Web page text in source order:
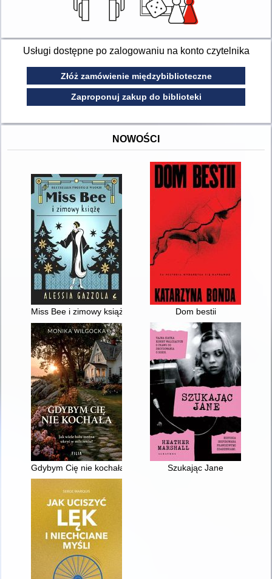
Usługi dostępne po zalogowaniu na konto czytelnika
Złóż zamówienie międzybiblioteczne
Zaproponuj zakup do biblioteki
NOWOŚCI
Miss Bee i zimowy książę Dom bestii
Gdybym Cię nie kochała Szukając Jane